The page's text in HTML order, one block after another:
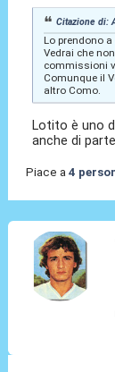
Citazione di:
Lo prendono a
Vedrai che
commissioni
Comunque il
altro Como.
Lotito è uno
anche di
Piace a 4